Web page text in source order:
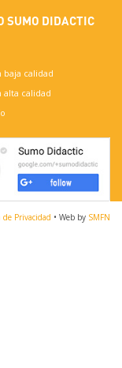
SUMO DIDACTIC
baja calidad
alta calidad
de Privacidad • Web by SMFN